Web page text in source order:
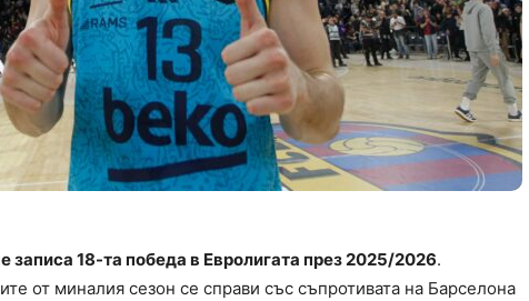
18-та победа в Евролигата през 2025/2026.
от миналия сезон се справи със съпротивата на Барселона